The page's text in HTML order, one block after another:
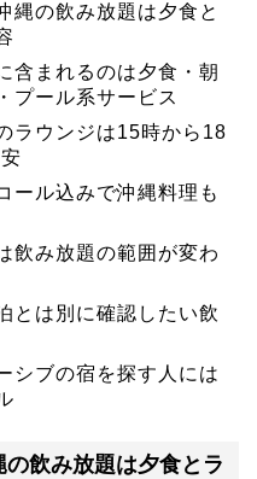
縄の飲み放題は夕食と
含まれるのは夕食・朝
プール系サービス
ラウンジは15時から18
ール込みで沖縄料理も
飲み放題の範囲が変わ
とは別に確認したい飲
シブの宿を探す人には
飲み放題は夕食とラ